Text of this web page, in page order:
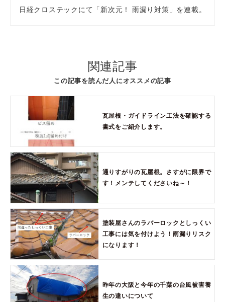
日経クロステックにて「新次元！ 雨漏り対策」を連載。
関連記事
この記事を読んだ人にオススメの記事
瓦屋根・ガイドライン工法を確認する
書式をご紹介します。
通りすがりの瓦屋根。さすがに限界で
す！メンテしてくださいね～！
塗装屋さんのラバーロックとしっくい
工事には気を付けよう！雨漏りリスク
になります！
昨年の大阪と今年の千葉の台風被害養
生の違いについて